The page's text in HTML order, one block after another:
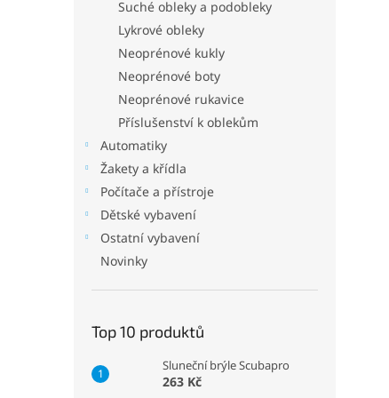
Suché obleky a podobleky
Lykrové obleky
Neoprénové kukly
Neoprénové boty
Neoprénové rukavice
Příslušenství k oblekům
Automatiky
Žakety a křídla
Počítače a přístroje
Dětské vybavení
Ostatní vybavení
Novinky
Top 10 produktů
Sluneční brýle Scubapro
263 Kč